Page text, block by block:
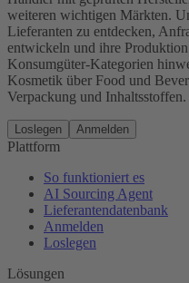
weiteren wichtigen Märkten.
Lieferanten zu entdecken,
entwickeln und ihre
Konsumgüter-Kategorien
Kosmetik über Food und
Verpackung und Inhaltsstoffen.
Loslegen Anmelden
Plattform
So funktioniert es
AI Sourcing Agent
Lieferantendatenbank
Anmelden
Loslegen
Lösungen